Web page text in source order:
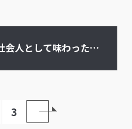
人として味わった「2
3